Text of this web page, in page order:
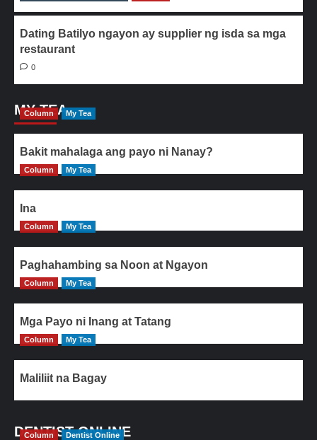
Dating Batilyo ngayon ay supplier ng isda sa mga
restaurant
0
MY TEA
Column My Tea
Bakit mahalaga ang payo ni Nanay?
Column My Tea
Ina
Column My Tea
Paghahambing sa Noon at Ngayon
Column My Tea
Mga Payo ni Inang at Tatang
Column My Tea
Maliliit na Bagay
DENTIST ONLINE
Column Dentist Online